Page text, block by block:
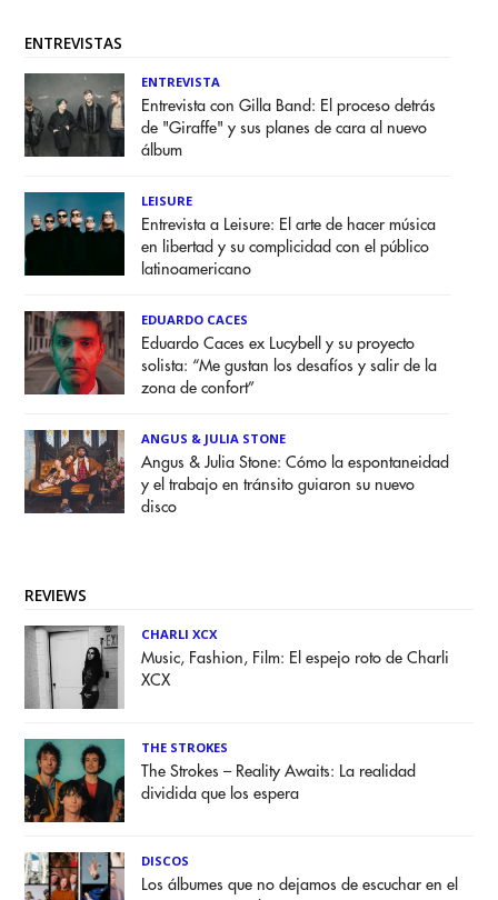
ENTREVISTAS
ENTREVISTA
Entrevista con Gilla Band: El proceso detrás
de "Giraffe" y sus planes de cara al nuevo
álbum
LEISURE
Entrevista a Leisure: El arte de hacer música
en libertad y su complicidad con el público
latinoamericano
EDUARDO CACES
Eduardo Caces ex Lucybell y su proyecto
solista: “Me gustan los desafíos y salir de la
zona de confort”
ANGUS & JULIA STONE
Angus & Julia Stone: Cómo la espontaneidad
y el trabajo en tránsito guiaron su nuevo
disco
REVIEWS
CHARLI XCX
Music, Fashion, Film: El espejo roto de Charli
XCX
THE STROKES
The Strokes – Reality Awaits: La realidad
dividida que los espera
DISCOS
Los álbumes que no dejamos de escuchar en el